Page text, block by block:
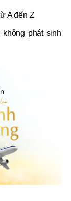
A đến Z
phát sinh